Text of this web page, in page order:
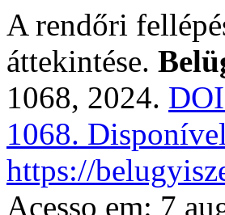
A rendőri
áttekintése.
1068, 2024.
1068.
https://
Acesso em: 7